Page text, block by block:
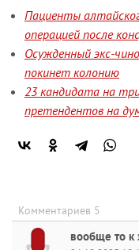
Пациенты
операцией после
Осужденный экс-
покинет колонию
23 кандидата на
претендентов на
Комментариев 5
вообще то к